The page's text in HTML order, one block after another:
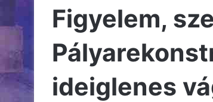
Figyelem,
ideiglenes